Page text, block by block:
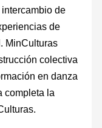
de
de
MinCulturas
colectiva
en danza
completa la